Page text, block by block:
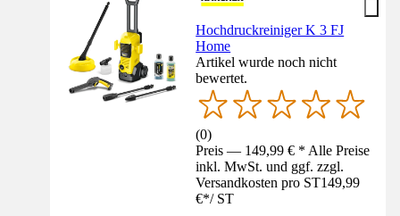
Hochdruckreiniger K 3 FJ
Home
Artikel wurde noch nicht
bewertet.
(0)
Preis — 149,99 € * Alle Preise
inkl. MwSt. und ggf. zzgl.
Versandkosten pro ST149,99
€*/ ST